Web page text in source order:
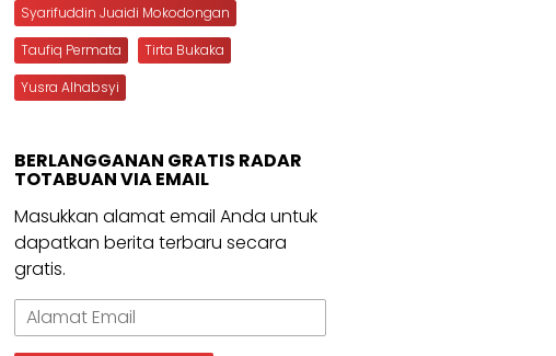
Syarifuddin Juaidi Mokodongan
Taufiq Permata
Tirta Bukaka
Yusra Alhabsyi
BERLANGGANAN GRATIS RADAR
TOTABUAN VIA EMAIL
Masukkan alamat email Anda untuk
dapatkan berita terbaru secara
gratis.
Alamat
Email